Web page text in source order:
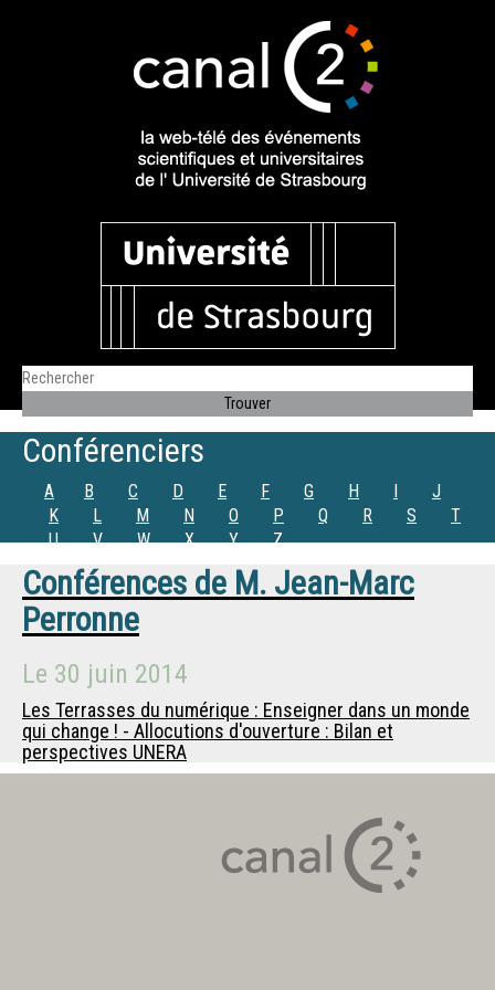
Conférenciers
A B C D E F G H I
J
K
L M N O P Q R S
T
U
V W X Y Z
Conférences de M. Jean-Marc
Perronne
Le 30 juin 2014
Les Terrasses du numérique : Enseigner dans un monde
qui change ! - Allocutions d'ouverture : Bilan et
perspectives UNERA